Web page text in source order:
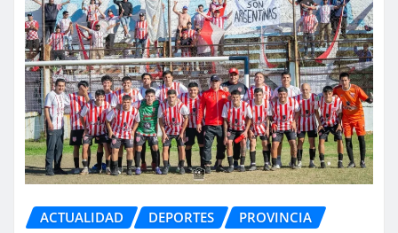
ACTUALIDAD DEPORTES PROVINCIA